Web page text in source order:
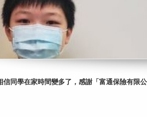
信同學在家時間變多了，感謝「富通保險有限